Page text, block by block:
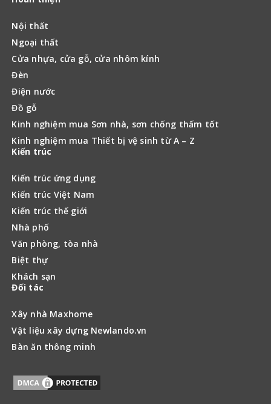
Nội thất
Ngoại thất
Cửa nhựa, cửa gỗ, cửa nhôm kính
Đèn
Điện nước
Đồ gỗ
Kinh nghiệm mua Sơn nhà, sơn chống thấm tốt
Kinh nghiệm mua Thiết bị vệ sinh từ A – Z
Kiến trúc
Kiến trúc ứng dụng
Kiến trúc Việt Nam
Kiến trúc thế giới
Nhà phố
Văn phòng, tòa nhà
Biệt thự
Khách sạn
Đối tác
Xây nhà Maxhome
Vật liệu xây dựng Newlando.vn
Bàn ăn thông minh